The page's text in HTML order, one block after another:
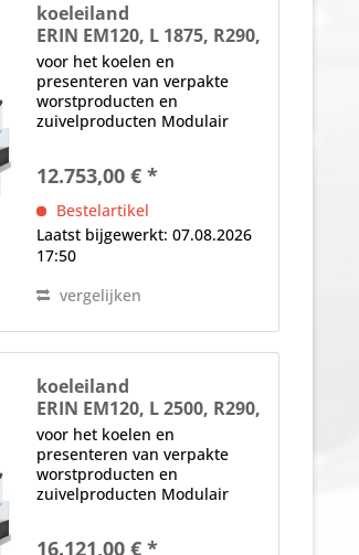
koeleiland
ERIN EM120, L 1875, R290,
nachtblind
voor het koelen en
presenteren van verpakte
worstproducten en
zuivelproducten Modulair
Basisversie zonder plexiglas
zijpanelen (speciale
accessoire) Elektronische...
12.753,00 € *
Bestelartikel
Laatst bijgewerkt: 07.08.2026
17:50
vergelijken
koeleiland
ERIN EM120, L 2500, R290,
nachtblind
voor het koelen en
presenteren van verpakte
worstproducten en
zuivelproducten Modulair
16.121,00 € *